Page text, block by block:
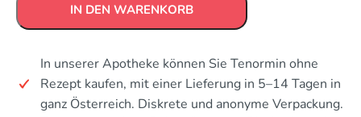
IN DEN WARENKORB
In unserer Apotheke können Sie Tenormin ohne
Rezept kaufen, mit einer Lieferung in 5–14 Tagen in
ganz Österreich. Diskrete und anonyme Verpackung.